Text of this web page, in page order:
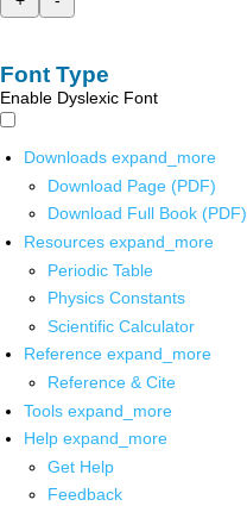
Font Type
Enable Dyslexic Font
Downloads expand_more
Download Page (PDF)
Download Full Book (PDF)
Resources expand_more
Periodic Table
Physics Constants
Scientific Calculator
Reference expand_more
Reference & Cite
Tools expand_more
Help expand_more
Get Help
Feedback